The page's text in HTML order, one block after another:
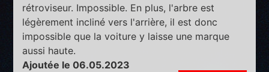
rétroviseur. Impossible. En plus, l'arbre est
légèrement incliné vers l'arrière, il est donc
impossible que la voiture y laisse une marque
aussi haute.
Ajoutée le 06.05.2023